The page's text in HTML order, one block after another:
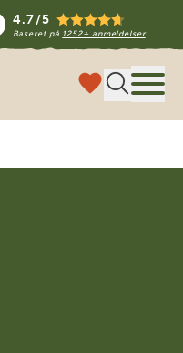
4.7/5
Baseret på1252+ anmeldelser